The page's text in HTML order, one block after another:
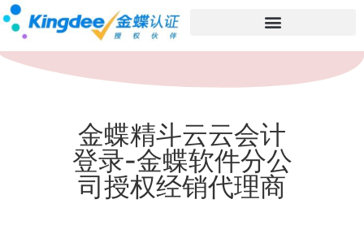
金蝶精斗云云会计
登录-金蝶软件分公
司授权经销代理商